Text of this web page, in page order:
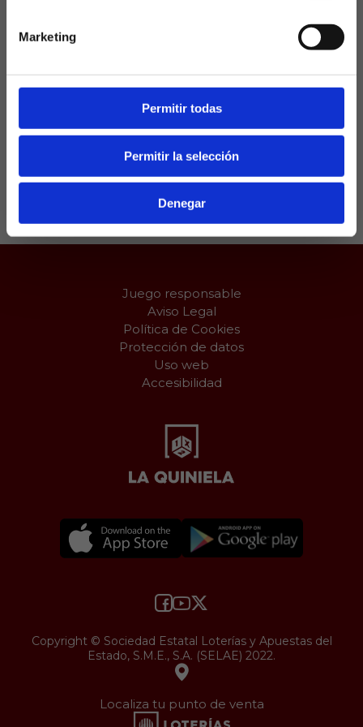
Marketing
Permitir todas
Permitir la selección
Denegar
Todo le sale a pedir de boca a Pellegrini, que
racha a 12 partidos sin perder y 6 victorias
consecutivas antes de encarar el parón de
selecciones de este mes de noviembre.
Compartir:
Juego responsable
Aviso Legal
Política de Cookies
Protección de datos
Uso web
Accesibilidad
Copyright © Sociedad Estatal Loterías y Apuestas del
Estado, S.M.E., S.A. (SELAE) 2022.
Localiza tu punto de venta